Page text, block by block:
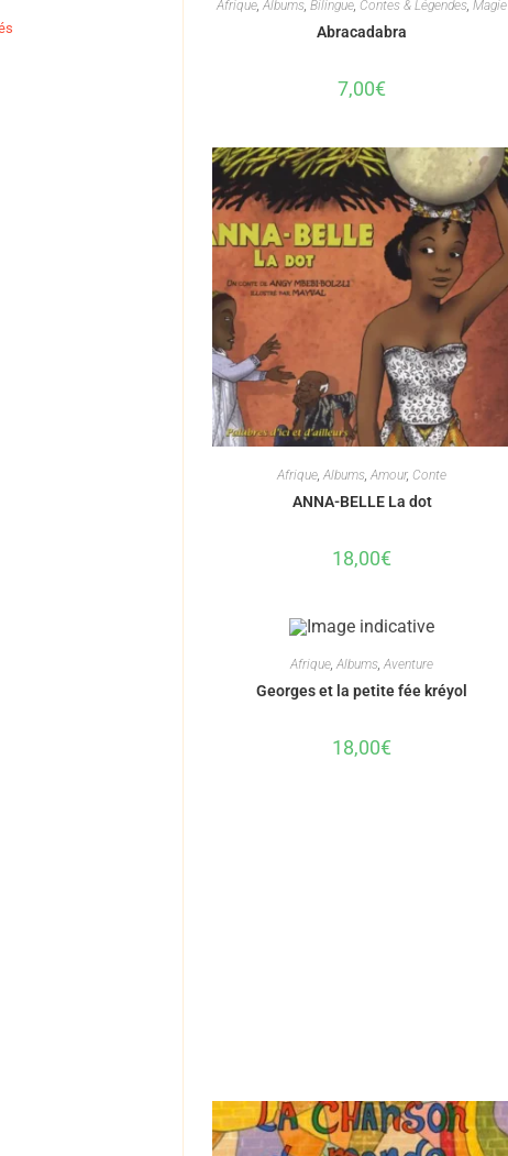
Afrique,Albums,Bilingue, Contes & Légendes,Magie
Abracadabra
7,00€
Afrique,Albums,Amour, Conte
ANNA-BELLE La dot
18,00€
Afrique,Albums,Aventure
Georges et la petite fée kréyol
18,00€